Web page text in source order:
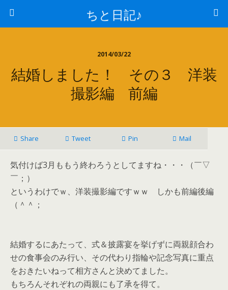
ちと日記♪
2014/03/22
結婚しました！ その３ 洋装
撮影編 前編
Share Tweet Pin Mail
気付けば3月ももう終わろうとしてますね・・・（￣▽
￣；）
というわけでｗ、洋装撮影編ですｗｗ しかも前編後編
（＾＾；
結婚するにあたって、式＆披露宴を挙げずに両親顔合わ
せの食事会のみ行い、その代わり指輪や記念写真に重点
をおきたいねって相方さんと決めてました。
もちろんそれぞれの両親にも了承を得て。